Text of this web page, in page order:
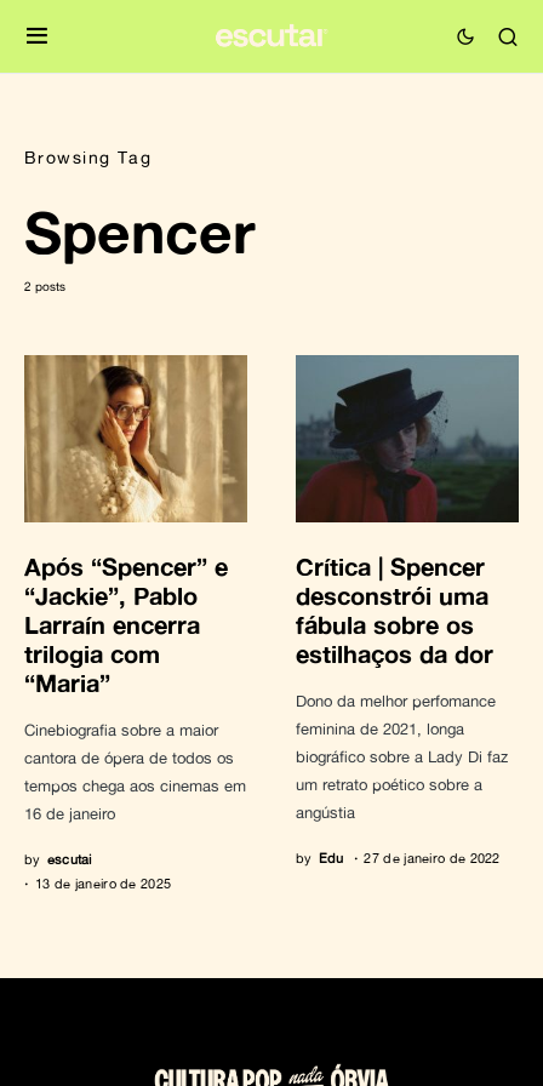
Browsing Tag
Spencer
2 posts
Após “Spencer” e
“Jackie”, Pablo
Larraín encerra
trilogia com
“Maria”
Cinebiografia sobre a maior
cantora de ópera de todos os
tempos chega aos cinemas em
16 de janeiro
by escutai
13 de janeiro de 2025
Crítica | Spencer
desconstrói uma
fábula sobre os
estilhaços da dor
Dono da melhor perfomance
feminina de 2021, longa
biográfico sobre a Lady Di faz
um retrato poético sobre a
angústia
by Edu 27 de janeiro de 2022